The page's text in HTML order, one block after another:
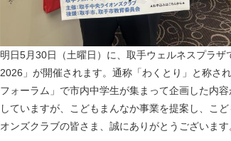
明日5月30日（土曜日）に、取手ウェルネスプラ
2026」が開催されます。通称「わくとり」と称さ
フォーラム」で市内中学生が集まって企画した内
していますが、こどもまんなか事業を提案し、こ
オンズクラブの皆さま、誠にありがとうございます